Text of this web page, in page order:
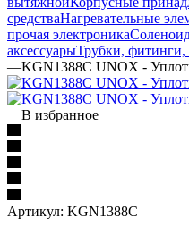
средстваНагревательные
прочая электроника
аксессуарыТрубки, фитинги,
—KGN1388C UNOX -
В избранное
Артикул: KGN1388C